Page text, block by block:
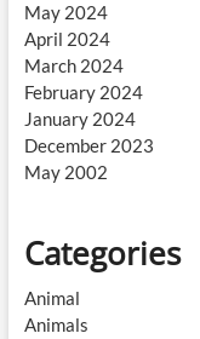
May 2024
April 2024
March 2024
February 2024
January 2024
December 2023
May 2002
Categories
Animal
Animals